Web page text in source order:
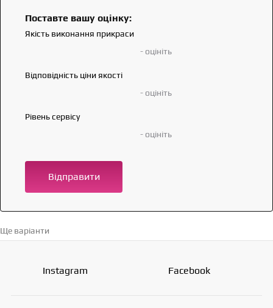
Поставте вашу оцінку:
Якість виконання прикраси
- оцініть
Відповідність ціни якості
- оцініть
Рівень сервісу
- оцініть
Відправити
Ще варіанти
Instagram Facebook